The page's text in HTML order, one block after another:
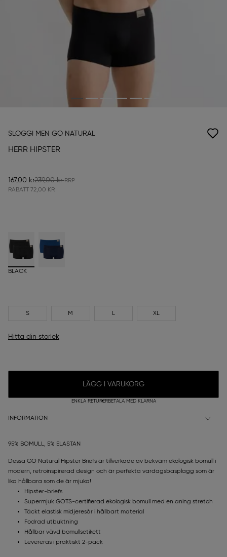
SLOGGI MEN GO NATURAL
HERR HIPSTER
167,00 kr239,00 kr
RABATT 72,00 KR
BLACK
S M L XL
Hitta din storlek
LÄGG I VARUKORG
ENKLA RETURERBETALA MED KLARNA
INFORMATION
95% BOMULL, 5% ELASTAN
Dessa GO Natural Hipster Briefs är tillverkade av bekväm ekologisk bomull i
modern, retroinspirerad design och är perfekta vardagsbasplagg som är
lika hållbara som de är mjuka!
Hipster-briefs
Supermjuk GOTS-certifierad ekologisk bomull med en aning stretch
Täckt elastisk midjeresår i hållbart material
Fodrad utbuktning
Hållbar vävd bomullsetikett
Levereras i praktiskt 2-pack